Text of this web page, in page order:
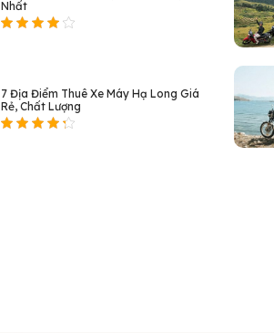
Nhất
7 Địa Điểm Thuê Xe Máy Hạ Long Giá
Rẻ, Chất Lượng